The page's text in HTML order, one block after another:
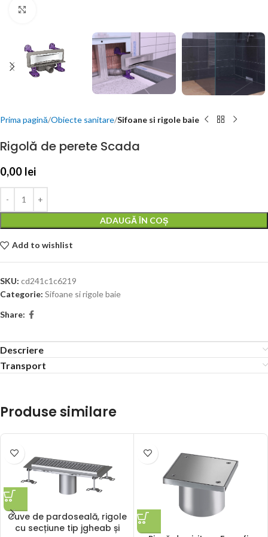
Prima pagină Obiecte sanitare Sifoane si rigole baie
Rigolă de perete Scada
0,00 lei
ADAUGĂ ÎN COȘ
Add to wishlist
SKU: cd241c1c6219
Categorie: Sifoane si rigole baie
Share:
Descriere
Transport
Produse similare
Cuve de pardoseală, rigole
cu secțiune tip jgheab și